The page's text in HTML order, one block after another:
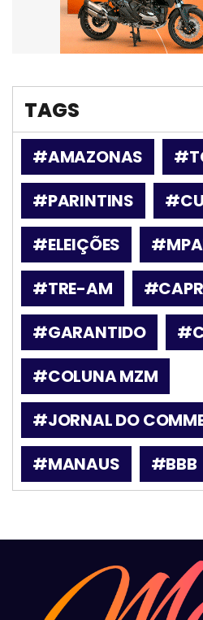
TAGS
#AMAZONAS
#PARINTINS
#ELEIÇÕES
#TRE-AM
#GARANTIDO
#COLUNA MZM
#JORNAL DO
#MANAUS
#BBB